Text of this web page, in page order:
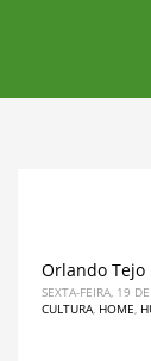
Orlando Tejo
SEXTA-FEIRA, 19
CULTURA, HOME,